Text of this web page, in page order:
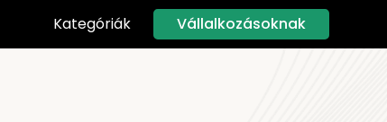
Kategóriák Vállalkozásoknak